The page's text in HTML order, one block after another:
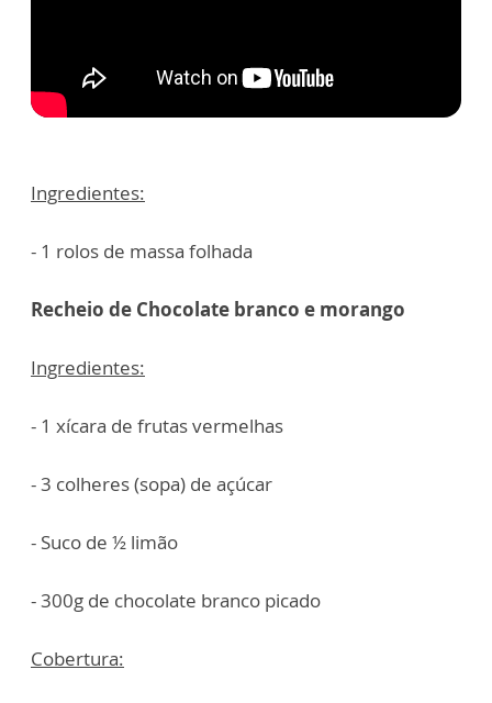
Ingredientes:
- 1 rolos de massa folhada
Recheio de Chocolate branco e morango
Ingredientes:
- 1 xícara de frutas vermelhas
- 3 colheres (sopa) de açúcar
- Suco de ½ limão
- 300g de chocolate branco picado
Cobertura: